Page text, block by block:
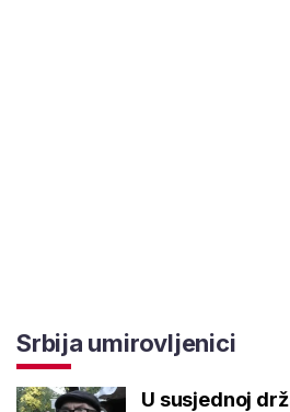
Srbija umirovljenici
U susjednoj